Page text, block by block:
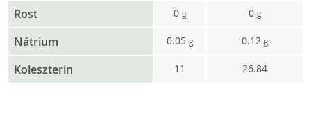
Rost 0 g 0 g
Nátrium 0.05 g 0.12 g
Koleszterin 11 26.84